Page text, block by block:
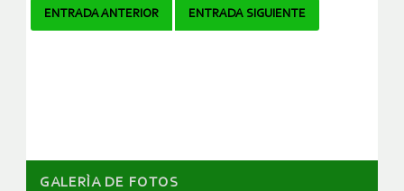
Navegador
ENTRADA ANTERIOR ENTRADA SIGUIENTE
GALERÌA DE FOTOS